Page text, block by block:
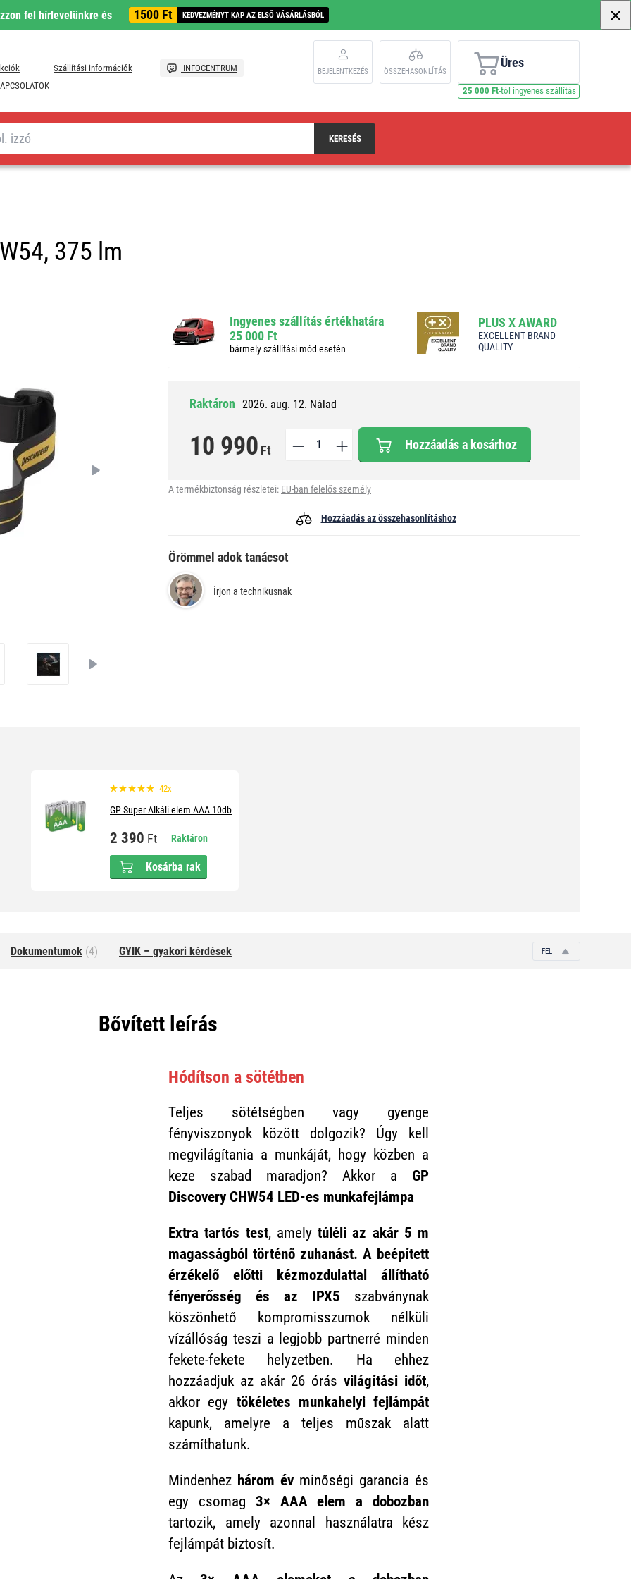
fel hírlevelünkre és 1500 Ft KEDVEZMÉNYT KAP AZ ELSŐ VÁSÁRLÁSBÓL
Szállítási információk
INFOCENTRUM
BEJELENTKEZÉS ÖSSZEHASONLÍTÁS
Üres
25 000 Ft-tól ingyenes szállítás
KERESÉS
375 lm
Ingyenes szállítás értékhatára
25 000 Ft
bármely szállítási mód esetén
PLUS X AWARD
EXCELLENT BRAND
QUALITY
Raktáron 2026. aug. 12. Nálad
10 990 Ft Hozzáadás a kosárhoz
A termékbiztonság részletei: EU-ban felelős személy
Hozzáadás az összehasonlításhoz
Örömmel adok tanácsot
Írjon a technikusnak
42x
GP Super Alkáli elem AAA 10db
2 390 Ft Raktáron
Kosárba rak
Dokumentumok (4) GYIK – gyakori kérdések FEL
Bővített leírás
Hódítson a sötétben
Teljes sötétségben vagy gyenge
fényviszonyok között dolgozik? Úgy kell
megvilágítania a munkáját, hogy közben a
keze szabad maradjon? Akkor a GP
Discovery CHW54 LED-es munkafejlámpa
Extra tartós test, amely túléli az akár 5 m
magasságból történő zuhanást. A beépített
érzékelő előtti kézmozdulattal állítható
fényerősség és az IPX5 szabványnak
köszönhető kompromisszumok nélküli
vízállóság teszi a legjobb partnerré minden
fekete-fekete helyzetben. Ha ehhez
hozzáadjuk az akár 26 órás világítási időt,
akkor egy tökéletes munkahelyi fejlámpát
kapunk, amelyre a teljes műszak alatt
számíthatunk.
Mindenhez három év minőségi garancia és
egy csomag 3× AAA elem a dobozban
tartozik, amely azonnal használatra kész
fejlámpát biztosít.